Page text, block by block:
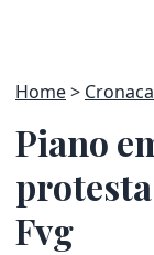
Home Cronaca
Piano
Fvg